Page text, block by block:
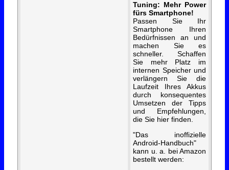
Tuning: Mehr Power
fürs Smartphone!
Passen Sie Ihr
Smartphone Ihren
Bedürfnissen an und
machen Sie es
schneller. Schaffen
Sie mehr Platz im
internen Speicher und
verlängern Sie die
Laufzeit Ihres Akkus
durch konsequentes
Umsetzen der Tipps
und Empfehlungen,
die Sie hier finden.
"Das inoffizielle
Android-Handbuch"
kann u. a. bei Amazon
bestellt werden: